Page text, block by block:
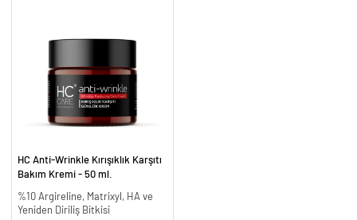
HC Anti-Wrinkle Kırışıklık Karşıtı
Bakım Kremi - 50 ml.
%10 Argireline, Matrixyl, HA ve
Yeniden Diriliş Bitkisi